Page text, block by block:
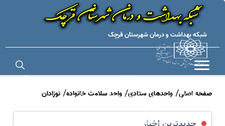
شبکه بهداشت و درمان شهرستان قرچک
اطلاع رسانی عمومی ویژه مراسم های مذهبی (اربعین)
ثبت شکایات ، پیشنهادات و انتقادات
صفحه اصلی واحدهای ستادی واحد سلامت خانواده نوزادان